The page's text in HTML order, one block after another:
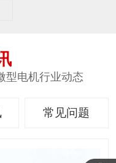
型电机行业动态
常见问题